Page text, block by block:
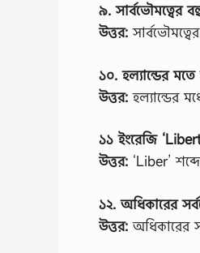
৯. সার্বভৌমত্বের
উত্তর:
১০. হল্যান্ডের
উত্তর: হল্যান্ডের
১১ ইংরেজি
উত্তর: ‘Liber’
১২. অধিকারের
উত্তর: অধিকারের